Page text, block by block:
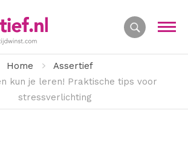
Home
Assertief
kun je leren! Praktische tips voor
stressverlichting